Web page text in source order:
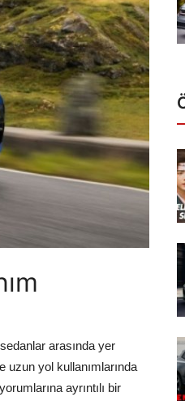
arasında yer
uzun yol kullanımlarında
ayrıntılı bir